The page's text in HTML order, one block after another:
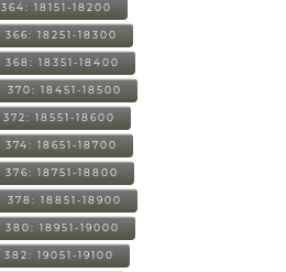
364: 18151-18200
366: 18251-18300
368: 18351-18400
370: 18451-18500
372: 18551-18600
374: 18651-18700
376: 18751-18800
378: 18851-18900
380: 18951-19000
382: 19051-19100